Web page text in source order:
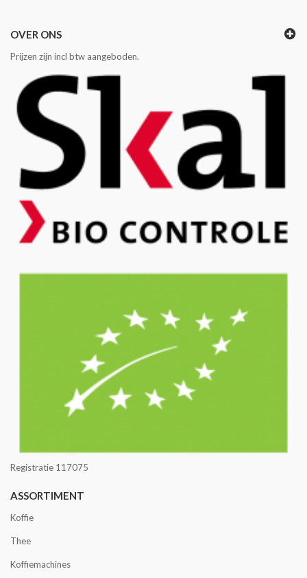
OVER ONS
Prijzen zijn incl btw aangeboden.
Registratie 117075
ASSORTIMENT
Koffie
Thee
Koffiemachines